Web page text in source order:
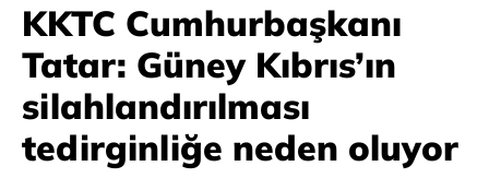
KKTC Cumhurbaşkanı
Tatar: Güney Kıbrıs’ın
silahlandırılması
tedirginliğe neden oluyor